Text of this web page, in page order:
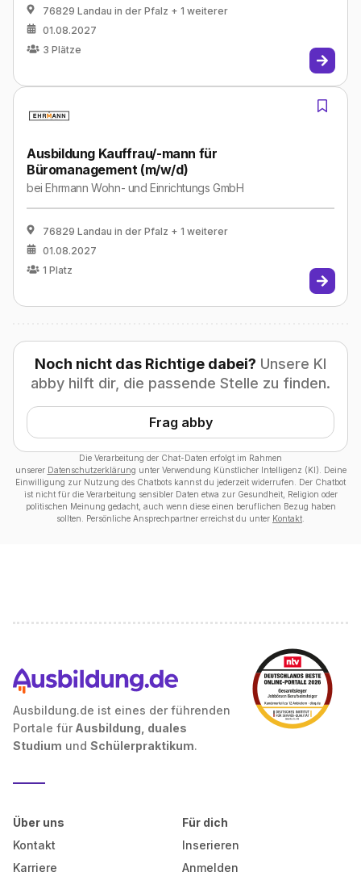
76829 Landau in der Pfalz + 1 weiterer
01.08.2027
3 Plätze
Ausbildung Kauffrau/-mann für
Büromanagement (m/w/d)
beiEhrmann Wohn- und Einrichtungs GmbH
76829 Landau in der Pfalz + 1 weiterer
01.08.2027
1 Platz
Noch nicht das Richtige dabei? Unsere KI
abby hilft dir, die passende Stelle zu finden.
Frag abby
Die Verarbeitung der Chat-Daten erfolgt im Rahmen
unserer Datenschutzerklärung unter Verwendung Künstlicher Intelligenz (KI). Deine
Einwilligung zur Nutzung des Chatbots kannst du jederzeit widerrufen. Der Chatbot
ist nicht für die Verarbeitung sensibler Daten etwa zur Gesundheit, Religion oder
politischen Meinung gedacht, auch wenn diese einen beruflichen Bezug haben
sollten. Persönliche Ansprechpartner erreichst du unter Kontakt
Ausbildung.de ist eines der führenden
Portale für Ausbildung, duales
Studium und Schülerpraktikum.
Über uns
Kontakt
Karriere
Für dich
Inserieren
Anmelden